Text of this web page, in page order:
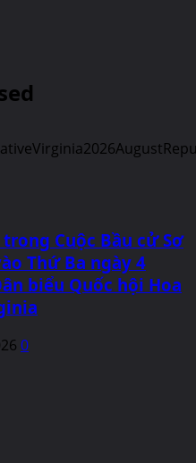
Cuộc Bầu cử Sơ
Thứ Ba ngày 4
biểu Quốc hội Hoa
0